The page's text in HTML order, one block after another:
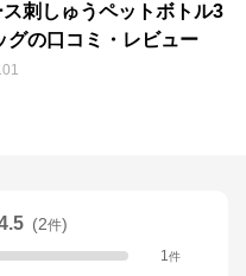
刺しゅうペットボトル3
グの口コミ・レビュー
(2件)
1件